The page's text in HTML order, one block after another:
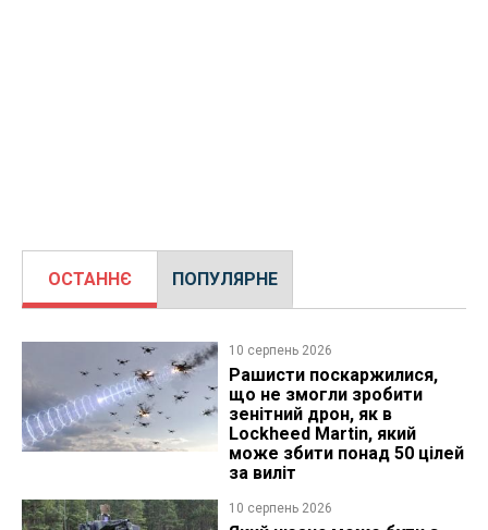
ОСТАННЄ ПОПУЛЯРНЕ
10 серпень 2026
Рашисти поскаржилися,
що не змогли зробити
зенітний дрон, як в
Lockheed Martin, який
може збити понад 50 цілей
за виліт
10 серпень 2026